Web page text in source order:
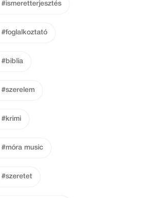
#ismeretterjesztés
#foglalkoztató
#biblia
#szerelem
#krimi
#móra music
#szeretet